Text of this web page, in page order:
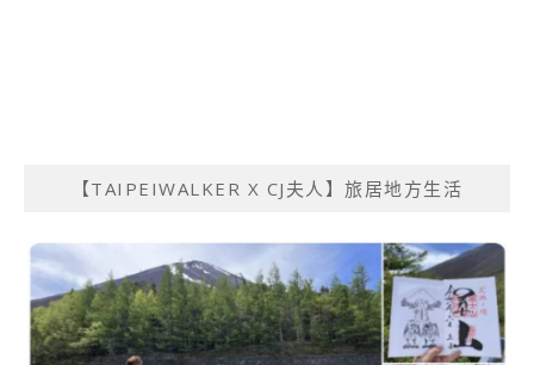
【TAIPEIWALKER X CJ夫人】旅居地方生活